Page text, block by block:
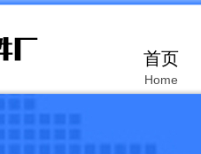
首页
Home